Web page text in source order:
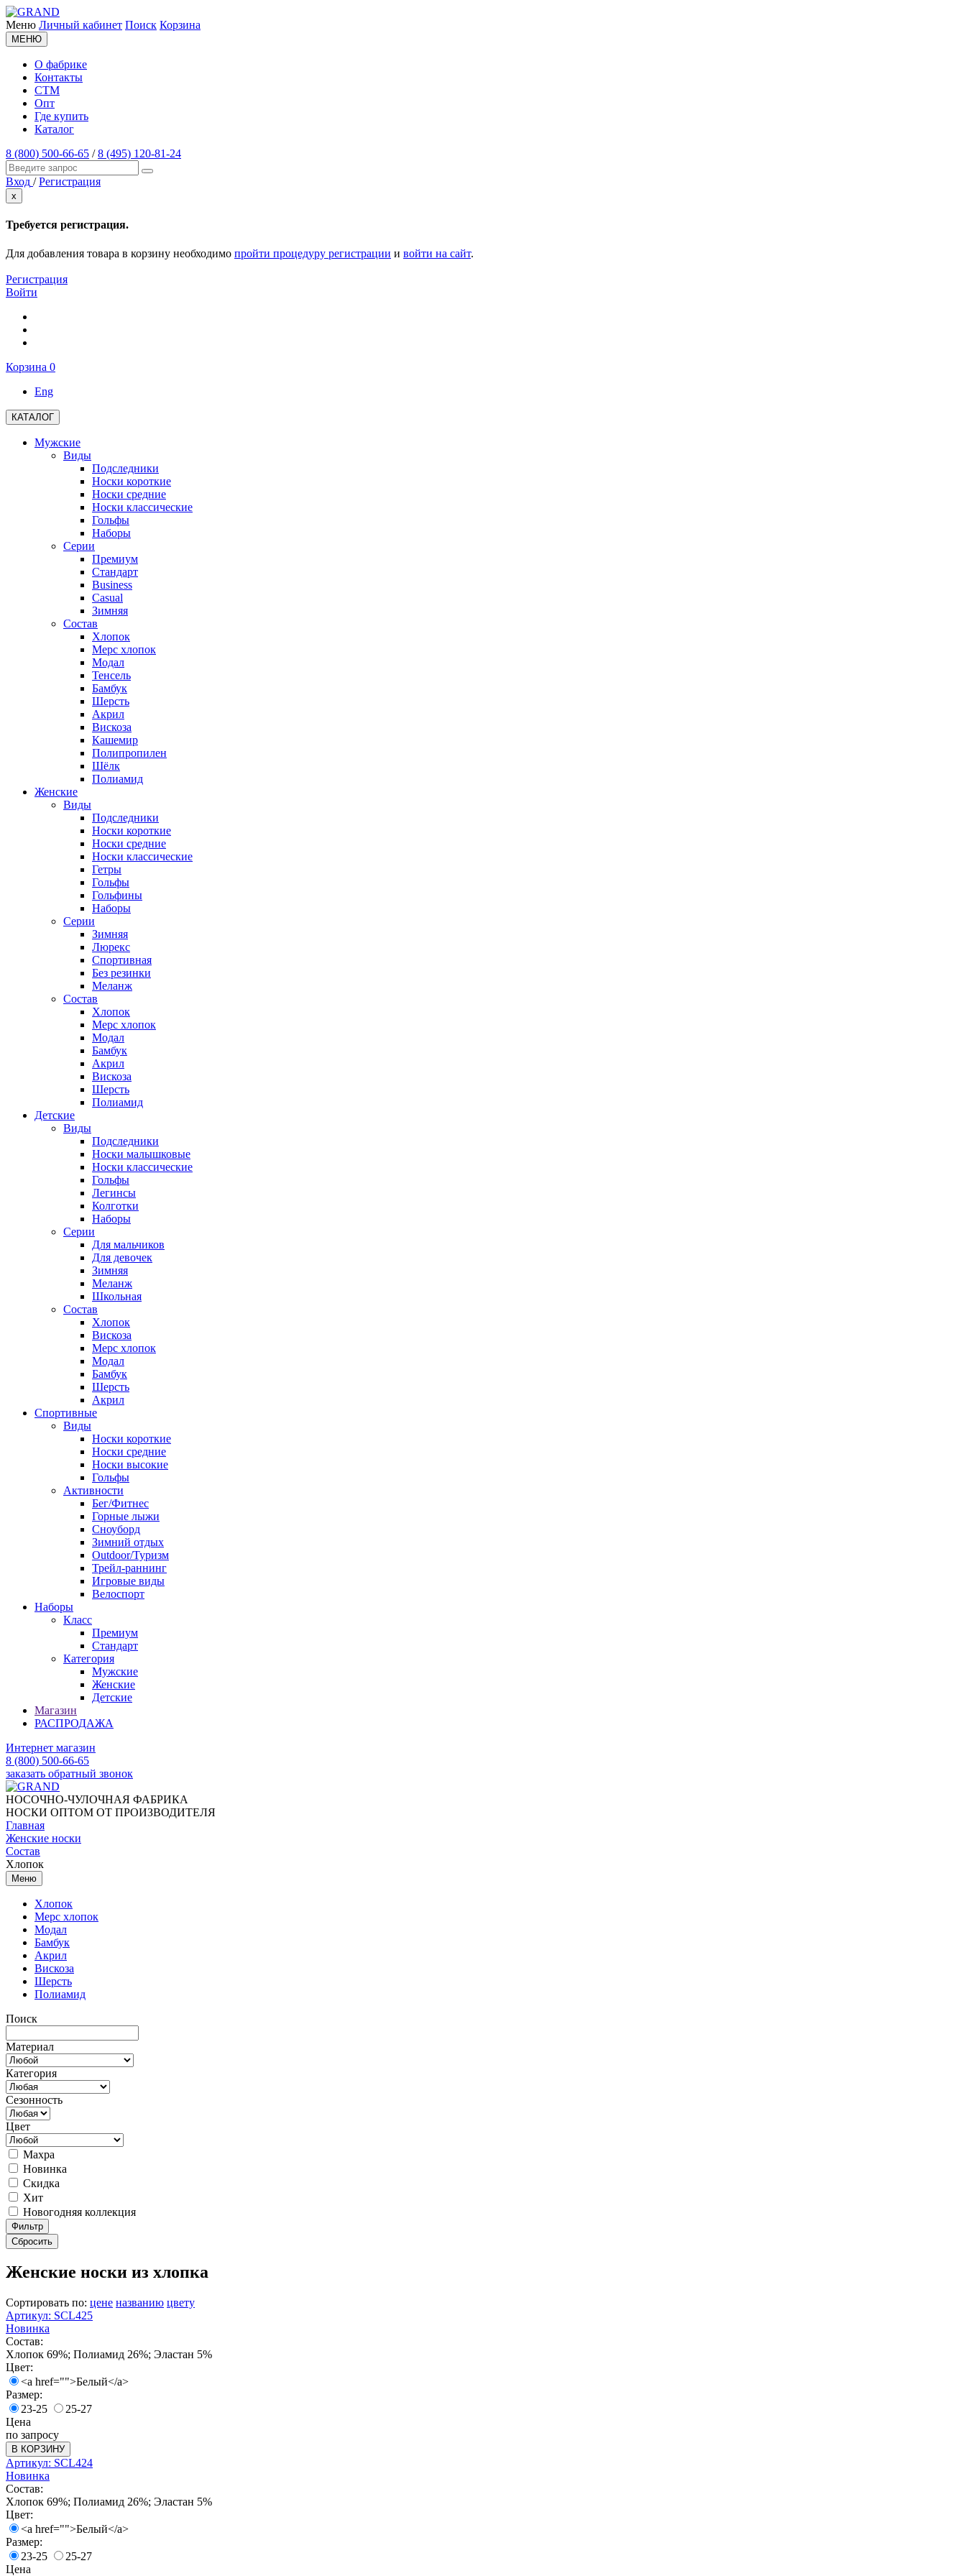
Меню Личный кабинет Поиск Корзина
МЕНЮ
О фабрике
Контакты
СТМ
Опт
Где купить
Каталог
8 (800) 500-66-65 /8 (495) 120-81-24
Вход / Регистрация
x
Требуется регистрация.
Для добавления товара в корзину необходимо пройти процедуру регистрации и войти на сайт.
Регистрация
Войти
Корзина 0
Eng
КАТАЛОГ
Мужские
Виды
Подследники
Носки короткие
Носки средние
Носки классические
Гольфы
Наборы
Серии
Премиум
Стандарт
Business
Casual
Зимняя
Состав
Хлопок
Мерс хлопок
Модал
Тенсель
Бамбук
Шерсть
Акрил
Вискоза
Кашемир
Полипропилен
Шёлк
Полиамид
Женские
Виды
Подследники
Носки короткие
Носки средние
Носки классические
Гетры
Гольфы
Гольфины
Наборы
Серии
Зимняя
Люрекс
Спортивная
Без резинки
Меланж
Состав
Хлопок
Мерс хлопок
Модал
Бамбук
Акрил
Вискоза
Шерсть
Полиамид
Детские
Виды
Подследники
Носки малышковые
Носки классические
Гольфы
Легинсы
Колготки
Наборы
Серии
Для мальчиков
Для девочек
Зимняя
Меланж
Школьная
Состав
Хлопок
Вискоза
Мерс хлопок
Модал
Бамбук
Шерсть
Акрил
Спортивные
Виды
Носки короткие
Носки средние
Носки высокие
Гольфы
Активности
Бег/Фитнес
Горные лыжи
Сноуборд
Зимний отдых
Outdoor/Туризм
Трейл-раннинг
Игровые виды
Велоспорт
Наборы
Класс
Премиум
Стандарт
Категория
Мужские
Женские
Детские
Магазин
РАСПРОДАЖА
Интернет магазин
8 (800) 500-66-65
заказать обратный звонок
НОСОЧНО-ЧУЛОЧНАЯ ФАБРИКА
НОСКИ ОПТОМ ОТ ПРОИЗВОДИТЕЛЯ
Главная
Женские носки
Состав
Хлопок
Меню
Хлопок
Мерс хлопок
Модал
Бамбук
Акрил
Вискоза
Шерсть
Полиамид
Поиск
Материал
Категория
Сезонность
Цвет
Махра
Новинка
Скидка
Хит
Новогодняя коллекция
Фильтр
Сбросить
Женские носки из хлопка
Сортировать по: цене названию цвету
Артикул: SCL425
Новинка
Состав:
Хлопок 69%; Полиамид 26%; Эластан 5%
Цвет:
<a href="">Белый</a>
Размер:
23-25
25-27
Цена
по запросу
В КОРЗИНУ
Артикул: SCL424
Новинка
Состав:
Хлопок 69%; Полиамид 26%; Эластан 5%
Цвет:
<a href="">Белый</a>
Размер:
23-25
25-27
Цена